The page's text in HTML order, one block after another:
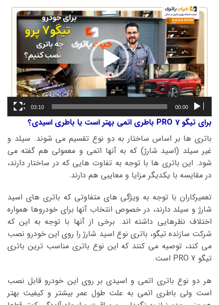
نمایشگر
ویدیو
00:00
03:10
برای تیگو 7 PRO باطری اتمی بهتر است یا باطری اسیدی؟
باتری ها بر اساس ساختار به دو نوع تقسیم می شوند. سیلد و
غیر سیلد (اسید شارژ) که به آنها اتمی و معمولی هم گفته می
شود. این باتری ها با توجه به تفاوت هایی که در ساختار دارند،
در مقایسه با یکدیگر مزایا و معایبی هم دارند.
تعمیرکاران با توجه به ویژگی های متفاوتی که باتری های اسید
شارژ و سیلد دارند، در خصوص انتخاب آنها برای خودروها همواره
اختلاف نظرهایی داشته اند. برخی از آنها با توجه به این که
شرکت سازنده تیگو، باتری نوع اسید شارژ را روی این خودرو نصب
می کند، توصیه می کنند که این نوع باتری مناسب ترین باتری
تیگو 7 PRO است.
هر دو نوع باتری اتمی و اسیدی بر روی این خودرو قابل نصب
است ولی باطری اتمی به علت طول عمر بیشتر و کیفیت بهتر